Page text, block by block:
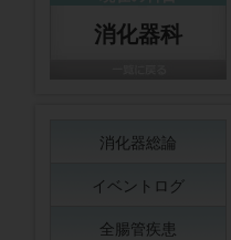
消化器科
消化器総論
イベントログ
全腸管疾患